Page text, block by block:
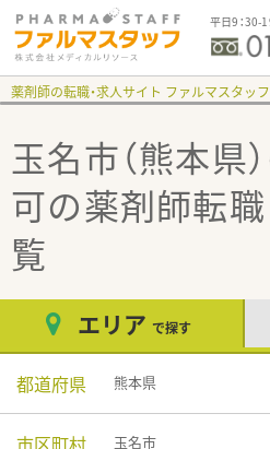
平日9：30-
薬剤師の転職・求人サイト ファルマスタッフ
玉名市（熊本県
可の薬剤師転
覧
エリア で探す
都道府県 熊本県
玉名市